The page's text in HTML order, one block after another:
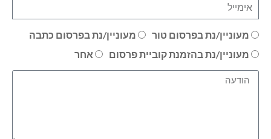
מעוניין/נת בפרסום טור
מעוניין/נת בפרסום כתבה
מעוניין/נת בהזמנת קוביית פרסום
אחר